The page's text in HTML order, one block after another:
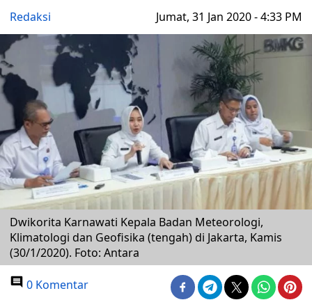
Redaksi Jumat, 31 Jan 2020 - 4:33 PM
Dwikorita Karnawati Kepala Badan Meteorologi,
Klimatologi dan Geofisika (tengah) di Jakarta, Kamis
(30/1/2020). Foto: Antara
0 Komentar